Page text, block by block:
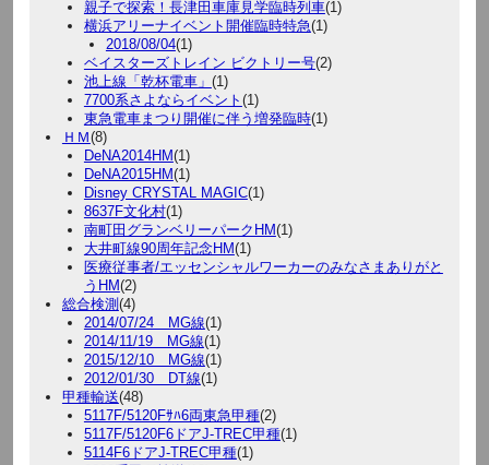
親子で探索！長津田車庫見学臨時列車(1)
横浜アリーナイベント開催臨時特急(1)
2018/08/04(1)
ベイスターズトレイン ビクトリー号(2)
池上線「乾杯電車」 (1)
7700系さよならイベント (1)
東急電車まつり開催に伴う増発臨時(1)
ＨＭ(8)
DeNA2014HM(1)
DeNA2015HM(1)
Disney CRYSTAL MAGIC(1)
8637F文化村(1)
南町田グランベリーパークHM(1)
大井町線90周年記念HM(1)
医療従事者/エッセンシャルワーカーのみなさまありがと
うHM(2)
総合検測 (4)
2014/07/24 MG線(1)
2014/11/19 MG線(1)
2015/12/10 MG線(1)
2012/01/30 DT線(1)
甲種輸送(48)
5117F/5120Fｻﾊ6両東急甲種(2)
5117F/5120F6ドアJ-TREC甲種(1)
5114F6ドアJ-TREC甲種(1)